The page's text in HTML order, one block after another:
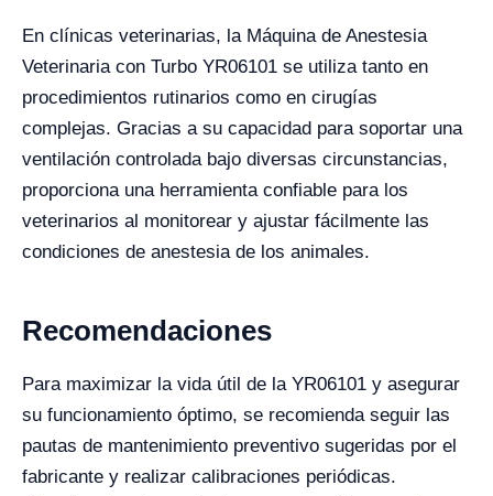
En clínicas veterinarias, la Máquina de Anestesia
Veterinaria con Turbo YR06101 se utiliza tanto en
procedimientos rutinarios como en cirugías
complejas. Gracias a su capacidad para soportar una
ventilación controlada bajo diversas circunstancias,
proporciona una herramienta confiable para los
veterinarios al monitorear y ajustar fácilmente las
condiciones de anestesia de los animales.
Recomendaciones
Para maximizar la vida útil de la YR06101 y asegurar
su funcionamiento óptimo, se recomienda seguir las
pautas de mantenimiento preventivo sugeridas por el
fabricante y realizar calibraciones periódicas.